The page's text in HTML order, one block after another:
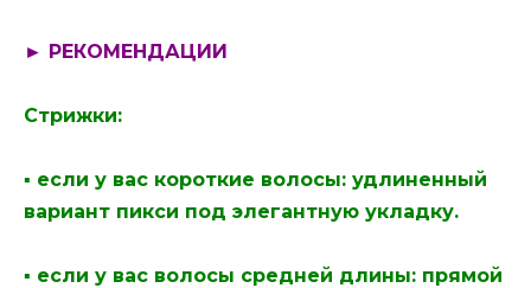
► РЕКОМЕНДАЦИИ
Стрижки:
▪ если у вас короткие волосы: удлиненный
вариант пикси под элегантную укладку.
▪ если у вас волосы средней длины: прямой